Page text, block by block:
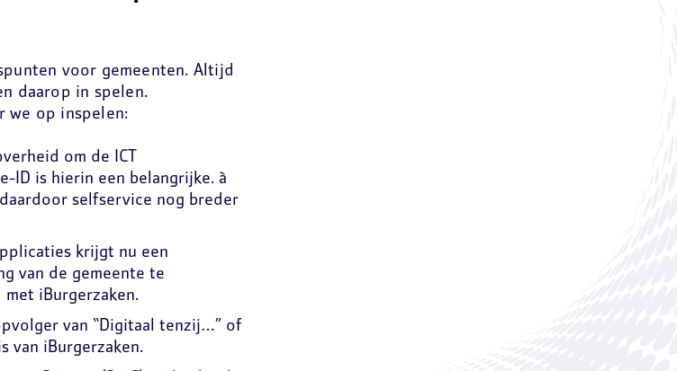
voor gemeenten. Altijd
daarop in spelen.
we op inspelen:
om de ICT
ID is hierin een belangrijke. à
selfservice nog breder
krijgt nu een
van de gemeente te
iBurgerzaken.
van “Digitaal tenzij…” of
van iBurgerzaken.